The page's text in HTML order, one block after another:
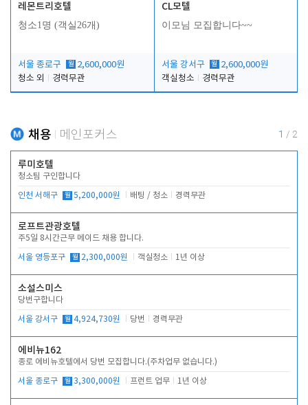
레몬트리호텔
청소1명 (객실26개)
서울 종로구 월 2,600,000원
청소 외
경력무관
CL모텔
이모님 모집합니다~~
서울 강서구 월 2,600,000원
객실청소
경력무관
채용 메인포커스 1 / 2
루미호텔
청소팀 구인합니다
인천 서해구 월 5,200,000원 배팅 / 청소 경력무관
로프트관광호텔
주5일 8시간근무 메이드 채용 합니다.
서울 영등포구 월 2,300,000원 객실청소 1년 이상
소설스미스
당번구합니다
서울 강서구 월 4,924,730원 당번 경력무관
에비뉴162
종로 에비뉴호텔에서 당번 모집합니다.(주차업무 없습니다.)
서울 종로구 월 3,300,000원 프런트 업무 1년 이상